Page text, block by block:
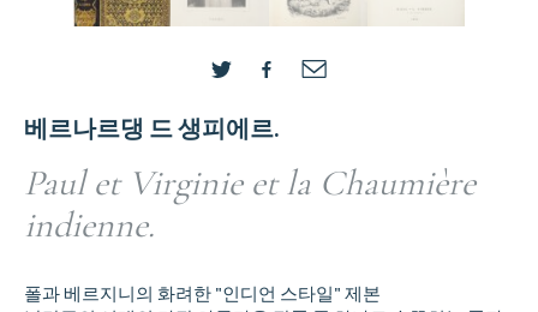
베르나르댕 드 생피에르.
Paul et Virginie et la Chaumière
indienne.
폴과 베르지니의 화려한 "인디언 스타일" 제본